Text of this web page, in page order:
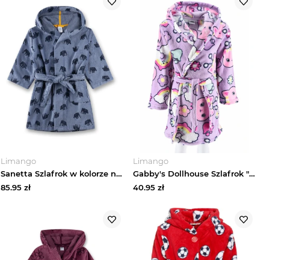
Limango
Sanetta Szlafrok w kolorze niebieskim rozmiar: 104
85.95 zł
Limango
Gabby's Dollhouse Szlafrok "Domek Gabi" w kolorze fioletowym rozmiar: 98
40.95zł